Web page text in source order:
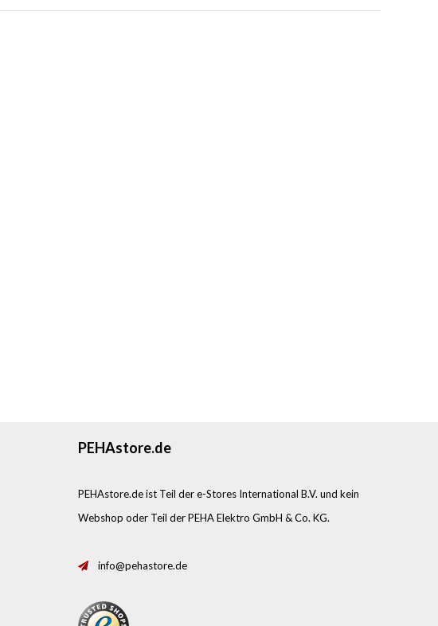
PEHAstore.de
PEHAstore.de ist Teil der e-Stores International B.V. und kein
Webshop oder Teil der PEHA Elektro GmbH & Co. KG.
info@pehastore.de